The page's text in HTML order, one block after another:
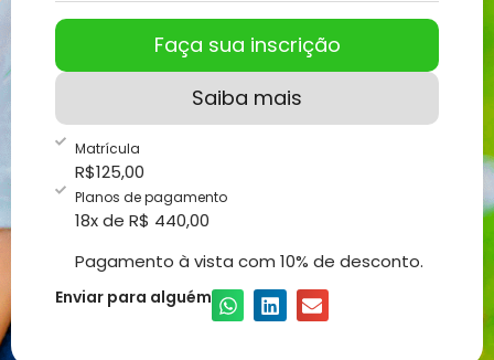
Faça sua inscrição
Saiba mais
Matrícula
R$125,00
Planos de pagamento
18x de R$ 440,00
Pagamento à vista com 10% de desconto.
Enviar para alguém